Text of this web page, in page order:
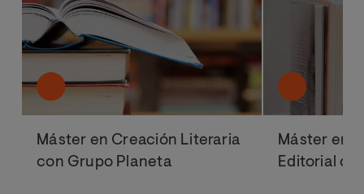
Máster en Creación Literaria
con Grupo Planeta
Máster en
Editorial